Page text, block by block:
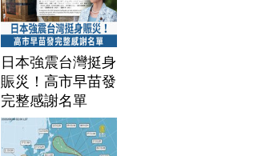
日本強震台灣挺身
賑災！高市早苗發
完整感謝名單